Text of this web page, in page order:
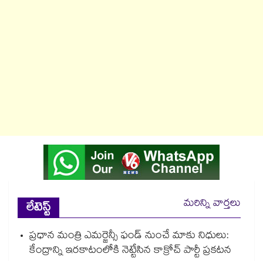
లేటెస్ట్
మరిన్ని వార్తలు
ప్రధాన మంత్రి ఎమర్జెన్సీ ఫండ్ నుంచే మాకు నిధులు:
కేంద్రాన్ని ఇరకాటంలోకి నెట్టేసిన కాక్రోచ్ పార్టీ ప్రకటన